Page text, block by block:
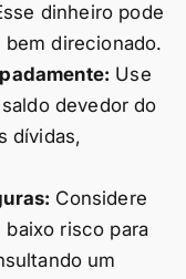
dinheiro pode
direcionado.
Use
devedor do
dívidas,
Considere
risco para
um